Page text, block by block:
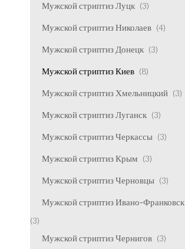
Мужской стриптиз Луцк (3)
Мужской стриптиз Николаев (4)
Мужской стриптиз Донецк (3)
Мужской стриптиз Киев (8)
Мужской стриптиз Хмельницкий (3)
Мужской стриптиз Луганск (3)
Мужской стриптиз Черкассы (3)
Мужской стриптиз Крым (3)
Мужской стриптиз Черновцы (3)
Мужской стриптиз Ивано-Франковск
(3)
Мужской стриптиз Чернигов (3)